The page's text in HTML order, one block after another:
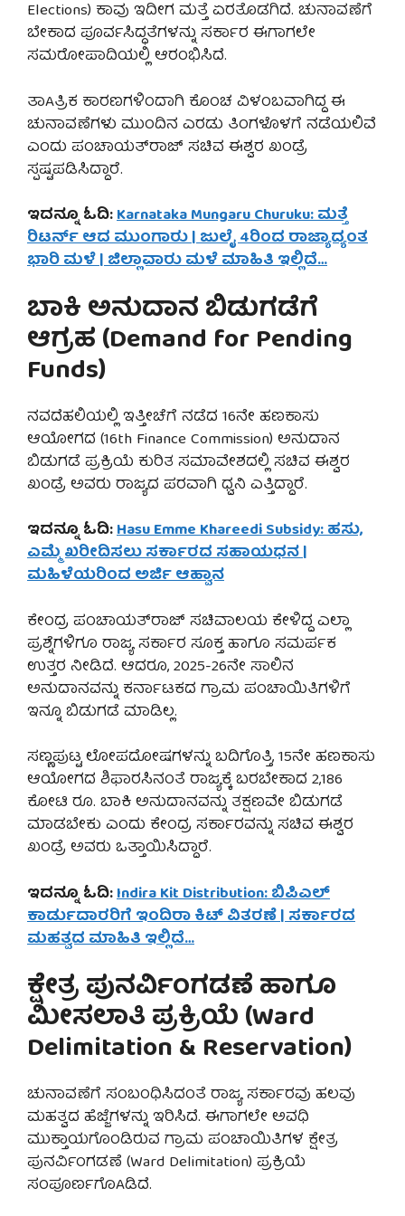
Elections) ಕಾವು ಇದೀಗ ಮತ್ತೆ ಏರತೊಡಗಿದೆ. ಚುನಾವಣೆಗೆ
ಬೇಕಾದ ಪೂರ್ವಸಿದ್ಧತೆಗಳನ್ನು ಸರ್ಕಾರ ಈಗಾಗಲೇ
ಸಮರೋಪಾದಿಯಲ್ಲಿ ಆರಂಭಿಸಿದೆ.
ತಾAತ್ರಿಕ ಕಾರಣಗಳಿಂದಾಗಿ ಕೊಂಚ ವಿಳಂಬವಾಗಿದ್ದ ಈ
ಚುನಾವಣೆಗಳು ಮುಂದಿನ ಎರಡು ತಿಂಗಳೊಳಗೆ ನಡೆಯಲಿವೆ
ಎಂದು ಪಂಚಾಯತ್‌ರಾಜ್ ಸಚಿವ ಈಶ್ವರ ಖಂಡ್ರೆ
ಸ್ಪಷ್ಟಪಡಿಸಿದ್ದಾರೆ.
ಇದನ್ನೂ ಓದಿ:Karnataka Mungaru Churuku: ಮತ್ತೆ
ರಿಟರ್ನ್ ಆದ ಮುಂಗಾರು | ಜುಲೈ 4ರಿಂದ ರಾಜ್ಯಾದ್ಯಂತ
ಭಾರಿ ಮಳೆ | ಜಿಲ್ಲಾವಾರು ಮಳೆ ಮಾಹಿತಿ ಇಲ್ಲಿದೆ…
ಬಾಕಿ ಅನುದಾನ ಬಿಡುಗಡೆಗೆ
ಆಗ್ರಹ (Demand for Pending
Funds)
ನವದೆಹಲಿಯಲ್ಲಿ ಇತ್ತೀಚೆಗೆ ನಡೆದ 16ನೇ ಹಣಕಾಸು
ಆಯೋಗದ (16th Finance Commission) ಅನುದಾನ
ಬಿಡುಗಡೆ ಪ್ರಕ್ರಿಯೆ ಕುರಿತ ಸಮಾವೇಶದಲ್ಲಿ ಸಚಿವ ಈಶ್ವರ
ಖಂಡ್ರೆ ಅವರು ರಾಜ್ಯದ ಪರವಾಗಿ ಧ್ವನಿ ಎತ್ತಿದ್ದಾರೆ.
ಇದನ್ನೂ ಓದಿ:Hasu Emme Khareedi Subsidy: ಹಸು,
ಎಮ್ಮೆ ಖರೀದಿಸಲು ಸರ್ಕಾರದ ಸಹಾಯಧನ |
ಮಹಿಳೆಯರಿಂದ ಅರ್ಜಿ ಆಹ್ವಾನ
ಕೇಂದ್ರ ಪಂಚಾಯತ್‌ರಾಜ್ ಸಚಿವಾಲಯ ಕೇಳಿದ್ದ ಎಲ್ಲಾ
ಪ್ರಶ್ನೆಗಳಿಗೂ ರಾಜ್ಯ ಸರ್ಕಾರ ಸೂಕ್ತ ಹಾಗೂ ಸಮರ್ಪಕ
ಉತ್ತರ ನೀಡಿದೆ. ಆದರೂ, 2025-26ನೇ ಸಾಲಿನ
ಅನುದಾನವನ್ನು ಕರ್ನಾಟಕದ ಗ್ರಾಮ ಪಂಚಾಯಿತಿಗಳಿಗೆ
ಇನ್ನೂ ಬಿಡುಗಡೆ ಮಾಡಿಲ್ಲ.
ಸಣ್ಣಪುಟ್ಟ ಲೋಪದೋಷಗಳನ್ನು ಬದಿಗೊತ್ತಿ, 15ನೇ ಹಣಕಾಸು
ಆಯೋಗದ ಶಿಫಾರಸಿನಂತೆ ರಾಜ್ಯಕ್ಕೆ ಬರಬೇಕಾದ 2,186
ಕೋಟಿ ರೂ. ಬಾಕಿ ಅನುದಾನವನ್ನು ತಕ್ಷಣವೇ ಬಿಡುಗಡೆ
ಮಾಡಬೇಕು ಎಂದು ಕೇಂದ್ರ ಸರ್ಕಾರವನ್ನು ಸಚಿವ ಈಶ್ವರ
ಖಂಡ್ರೆ ಅವರು ಒತ್ತಾಯಿಸಿದ್ದಾರೆ.
ಇದನ್ನೂ ಓದಿ:Indira Kit Distribution: ಬಿಪಿಎಲ್
ಕಾರ್ಡುದಾರರಿಗೆ ಇಂದಿರಾ ಕಿಟ್ ವಿತರಣೆ | ಸರ್ಕಾರದ
ಮಹತ್ವದ ಮಾಹಿತಿ ಇಲ್ಲಿದೆ…
ಕ್ಷೇತ್ರ ಪುನರ್ವಿಂಗಡಣೆ ಹಾಗೂ
ಮೀಸಲಾತಿ ಪ್ರಕ್ರಿಯೆ (Ward
Delimitation & Reservation)
ಚುನಾವಣೆಗೆ ಸಂಬಂಧಿಸಿದಂತೆ ರಾಜ್ಯ ಸರ್ಕಾರವು ಹಲವು
ಮಹತ್ವದ ಹೆಜ್ಜೆಗಳನ್ನು ಇರಿಸಿದೆ. ಈಗಾಗಲೇ ಅವಧಿ
ಮುಕ್ತಾಯಗೊಂಡಿರುವ ಗ್ರಾಮ ಪಂಚಾಯಿತಿಗಳ ಕ್ಷೇತ್ರ
ಪುನರ್ವಿಂಗಡಣೆ (Ward Delimitation) ಪ್ರಕ್ರಿಯೆ
ಸಂಪೂರ್ಣಗೊAಡಿದೆ.